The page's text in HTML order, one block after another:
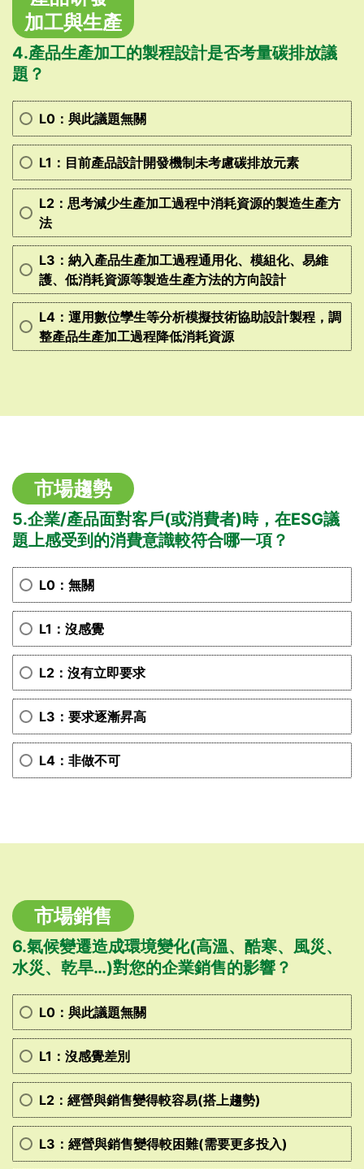
加工與生產
4.產品生產加工的製程設計是否考量碳排放議
題？
L0：與此議題無關
L1：目前產品設計開發機制未考慮碳排放元素
L2：思考減少生產加工過程中消耗資源的製造生產方
法
L3：納入產品生產加工過程通用化、模組化、易維
護、低消耗資源等製造生產方法的方向設計
L4：運用數位孿生等分析模擬技術協助設計製程，調
整產品生產加工過程降低消耗資源
市場趨勢
5.企業/產品面對客戶(或消費者)時，在ESG議
題上感受到的消費意識較符合哪一項？
L0：無關
L1：沒感覺
L2：沒有立即要求
L3：要求逐漸昇高
L4：非做不可
市場銷售
6.氣候變遷造成環境變化(高溫、酷寒、風災、
水災、乾旱…)對您的企業銷售的影響？
L0：與此議題無關
L1：沒感覺差別
L2：經營與銷售變得較容易(搭上趨勢)
L3：經營與銷售變得較困難(需要更多投入)